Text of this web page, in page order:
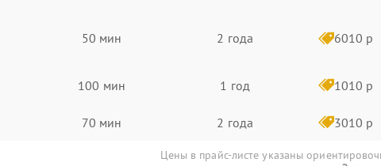
50 мин 2 года 6010 р
100 мин 1 год 1010 р
70 мин 2 года 3010 р
Цены в прайс-листе указаны